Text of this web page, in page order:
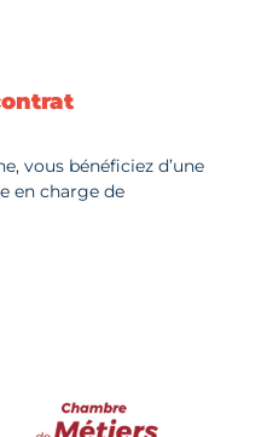
vous bénéficiez d’une
en charge de